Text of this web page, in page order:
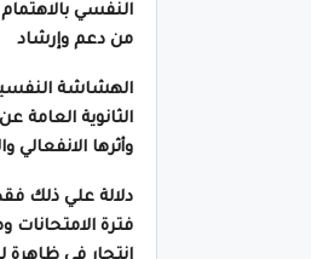
النفسي
من دعم وإرشاد
الهشاشة
الثانوية العامة
وأثرها
دلالة علي ذلك
فترة الامتحانات